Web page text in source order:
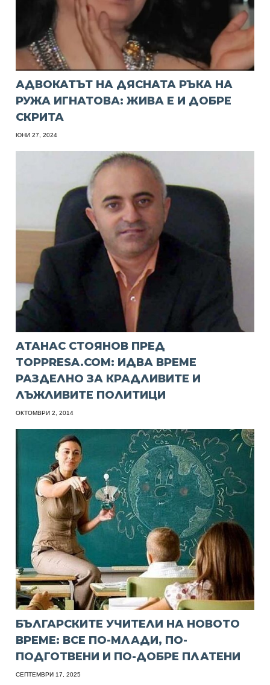
АДВОКАТЪТ НА ДЯСНАТА РЪКА НА
РУЖА ИГНАТОВА: ЖИВА Е И ДОБРЕ
СКРИТА
ЮНИ 27, 2024
АТАНАС СТОЯНОВ ПРЕД
TOPPRESA.COM: ИДВА ВРЕМЕ
РАЗДЕЛНО ЗА КРАДЛИВИТЕ И
ЛЪЖЛИВИТЕ ПОЛИТИЦИ
ОКТОМВРИ 2, 2014
БЪЛГАРСКИТЕ УЧИТЕЛИ НА НОВОТО
ВРЕМЕ: ВСЕ ПО-МЛАДИ, ПО-
ПОДГОТВЕНИ И ПО-ДОБРЕ ПЛАТЕНИ
СЕПТЕМВРИ 17, 2025